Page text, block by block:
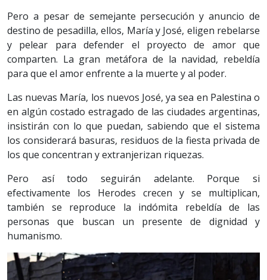
Pero a pesar de semejante persecución y anuncio de
destino de pesadilla, ellos, María y José, eligen rebelarse
y pelear para defender el proyecto de amor que
comparten. La gran metáfora de la navidad, rebeldía
para que el amor enfrente a la muerte y al poder.
Las nuevas María, los nuevos José, ya sea en Palestina o
en algún costado estragado de las ciudades argentinas,
insistirán con lo que puedan, sabiendo que el sistema
los considerará basuras, residuos de la fiesta privada de
los que concentran y extranjerizan riquezas.
Pero así todo seguirán adelante. Porque si
efectivamente los Herodes crecen y se multiplican,
también se reproduce la indómita rebeldía de las
personas que buscan un presente de dignidad y
humanismo.